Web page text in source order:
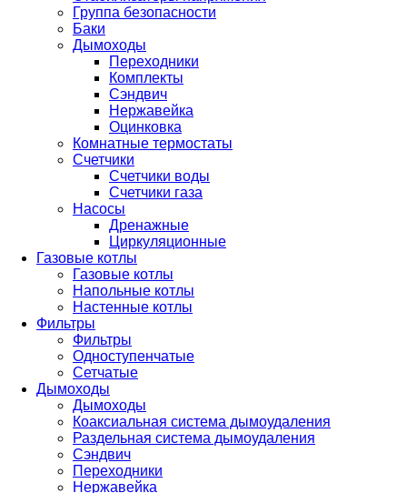
Группа безопасности
Баки
Дымоходы
Переходники
Комплекты
Сэндвич
Нержавейка
Оцинковка
Комнатные термостаты
Счетчики
Счетчики воды
Счетчики газа
Насосы
Дренажные
Циркуляционные
Газовые котлы
Газовые котлы
Напольные котлы
Настенные котлы
Фильтры
Фильтры
Одноступенчатые
Сетчатые
Дымоходы
Дымоходы
Коаксиальная система дымоудаления
Раздельная система дымоудаления
Сэндвич
Переходники
Нержавейка